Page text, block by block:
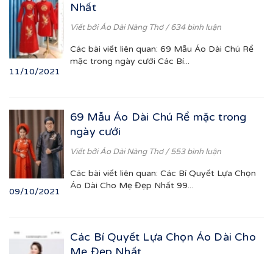
11/10/2021
Nhất
Viết bởiÁo Dài Nàng Thơ/ 634 bình luận
Các bài viết liên quan: 69 Mẫu Áo Dài Chú Rể
mặc trong ngày cưới Các Bí...
09/10/2021
69 Mẫu Áo Dài Chú Rể mặc trong
ngày cưới
Viết bởiÁo Dài Nàng Thơ/ 553 bình luận
Các bài viết liên quan: Các Bí Quyết Lựa Chọn
Áo Dài Cho Mẹ Đẹp Nhất 99...
Các Bí Quyết Lựa Chọn Áo Dài Cho
Mẹ Đẹp Nhất